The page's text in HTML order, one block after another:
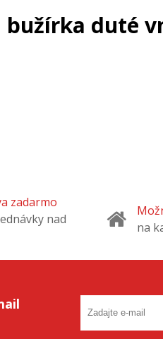
bužírka duté
zadarmo
nad
na